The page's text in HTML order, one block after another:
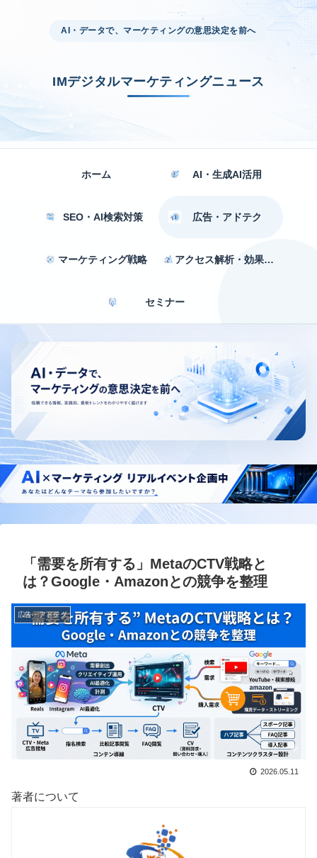
AI・データで、マーケティングの意思決定を前へ
IMデジタルマーケティングニュース
ホーム AI・生成AI活用
SEO・AI検索対策 広告・アドテク
マーケティング戦略 アクセス解析・効果測定
セミナー
「需要を所有する」MetaのCTV戦略と
は？Google・Amazonとの競争を整理
広告・アドテク
2026.05.11
著者について